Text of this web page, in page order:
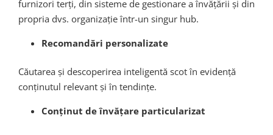
furnizori terți, din sisteme de gestionare a învățării și din
propria dvs. organizație într-un singur hub.
Recomandări personalizate
Căutarea și descoperirea inteligentă scot în evidență
conținutul relevant și în tendințe.
Conținut de învățare particularizat